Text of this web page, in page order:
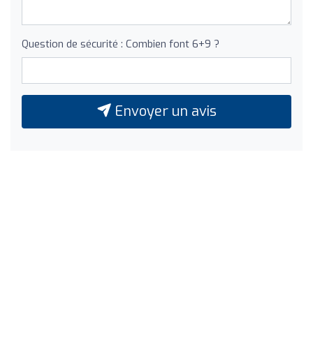
Question de sécurité : Combien font 6+9 ?
Envoyer un avis